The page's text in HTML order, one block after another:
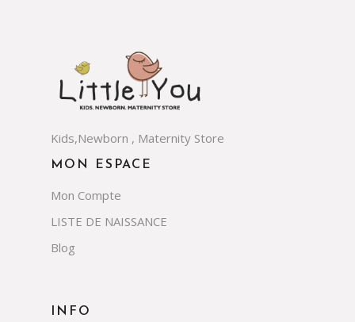
INFO
MON ESPACE
Mon Compte
LISTE DE NAISSANCE
Blog
Kids,Newborn , Maternity Store